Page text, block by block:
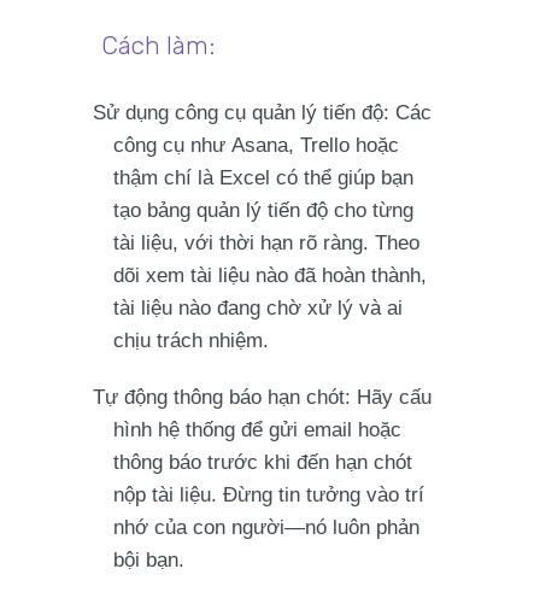
Cách làm:
Sử dụng công cụ quản lý tiến độ: Các
công cụ như Asana, Trello hoặc
thậm chí là Excel có thể giúp bạn
tạo bảng quản lý tiến độ cho từng
tài liệu, với thời hạn rõ ràng. Theo
dõi xem tài liệu nào đã hoàn thành,
tài liệu nào đang chờ xử lý và ai
chịu trách nhiệm.
Tự động thông báo hạn chót: Hãy cấu
hình hệ thống để gửi email hoặc
thông báo trước khi đến hạn chót
nộp tài liệu. Đừng tin tưởng vào trí
nhớ của con người—nó luôn phản
bội bạn.